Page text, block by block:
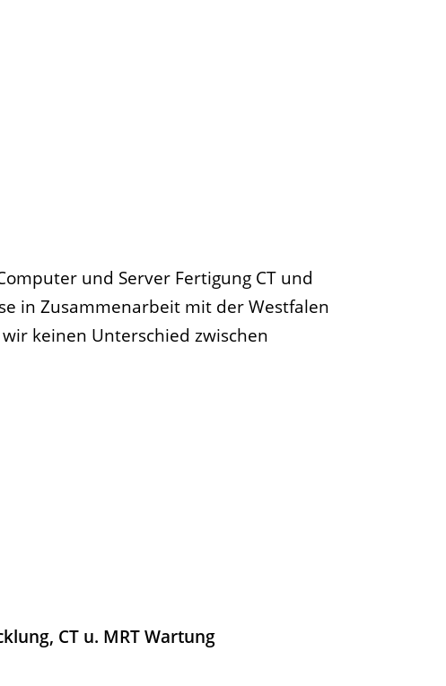
und Server Fertigung CT und
in Zusammenarbeit mit der Westfalen
wir keinen Unterschied zwischen
CT u. MRT Wartung